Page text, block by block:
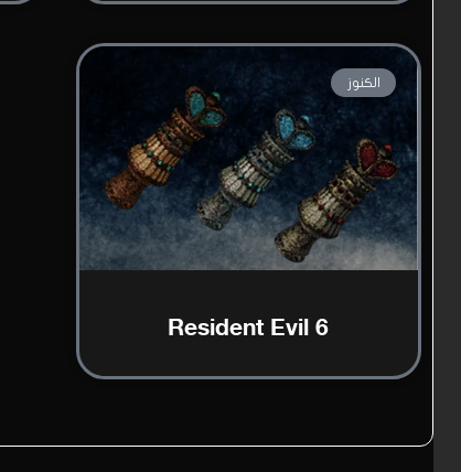
الكنوز
Resident Evil 6